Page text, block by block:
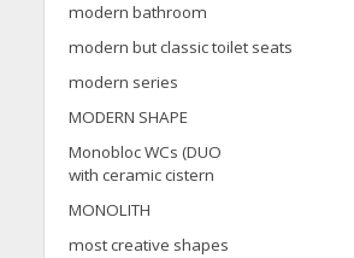
modern bathroom
modern but classic toilet seats
modern series
MODERN SHAPE
Monobloc WCs (DUO
with ceramic cistern
MONOLITH
most creative shapes